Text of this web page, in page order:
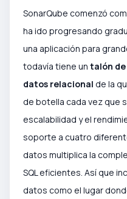
SonarQube comenzó
ha ido progresando
una aplicación para
todavía tiene un talón de
datos relacional de la
de botella cada vez que
escalabilidad y el
soporte a cuatro
datos multiplica la
SQL eficientes. Así que
datos como el lugar